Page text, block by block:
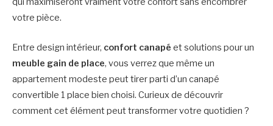
votre pièce.
Entre design intérieur, confort canapé et solutions pour un
meuble gain de place, vous verrez que même un
appartement modeste peut tirer parti d’un canapé
convertible 1 place bien choisi. Curieux de découvrir
comment cet élément peut transformer votre quotidien ?